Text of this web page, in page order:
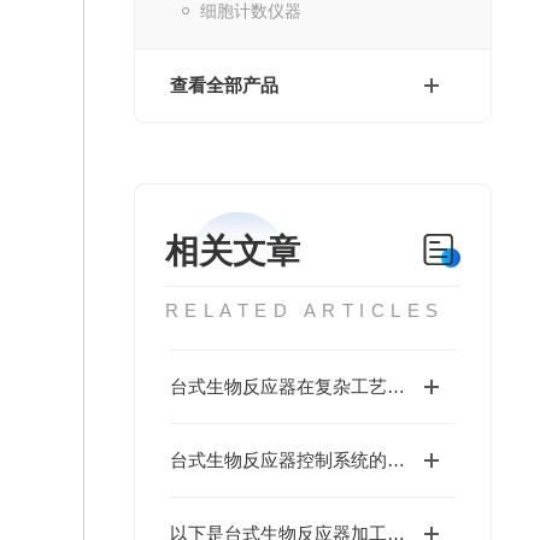
细胞计数仪器
查看全部产品
相关文章
RELATED ARTICLES
台式生物反应器在复杂工艺中的角色
台式生物反应器控制系统的优点解读
以下是台式生物反应器加工、制造工艺的详细解析